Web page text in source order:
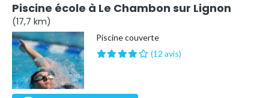
Piscine école à Le Chambon sur Lignon
(17,7 km)
Piscine couverte
(12 avis)